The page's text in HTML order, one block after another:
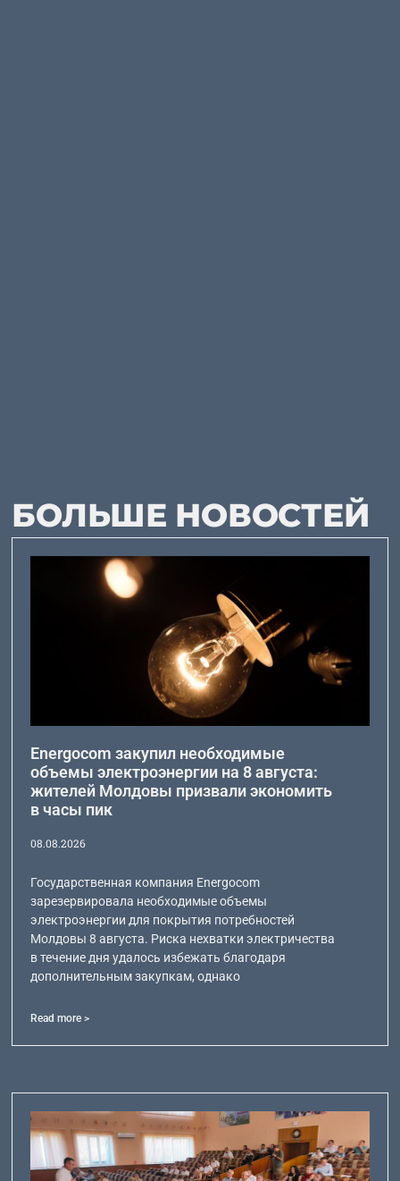
БОЛЬШЕ НОВОСТЕЙ
Energocom закупил необходимые
объемы электроэнергии на 8 августа:
жителей Молдовы призвали экономить
в часы пик
08.08.2026
Государственная компания Energocom
зарезервировала необходимые объемы
электроэнергии для покрытия потребностей
Молдовы 8 августа. Риска нехватки электричества
в течение дня удалось избежать благодаря
дополнительным закупкам, однако
Read more >